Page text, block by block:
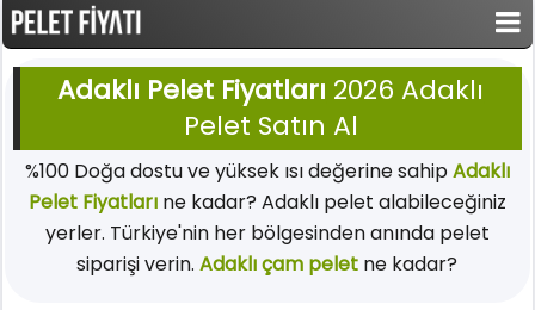
Adaklı Pelet Fiyatları 2026 Adaklı
Pelet Satın Al
%100 Doğa dostu ve yüksek ısı değerine sahipAdaklı
Pelet Fiyatlarıne kadar? Adaklı pelet alabileceğiniz
yerler. Türkiye'nin her bölgesinden anında pelet
siparişi verin.Adaklı çam pelet ne kadar?